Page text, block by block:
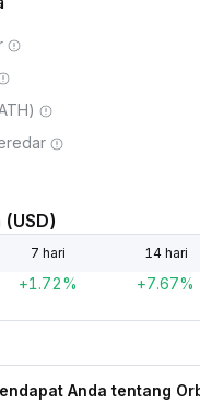
7 hari 14 hari
+1.72% +7.67%
Anda tentang